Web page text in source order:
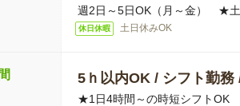
週2日～5日OK（月～金） ★
休日休暇 土日休みOK
5ｈ以内OK / シフト勤務
★1日4時間～の時短シフトOK